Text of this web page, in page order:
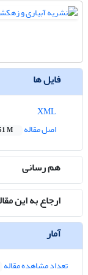
فایل ها
اصل مقاله
M
هم رسانی
ارجاع به این
آمار
تعداد مشاهده مقاله